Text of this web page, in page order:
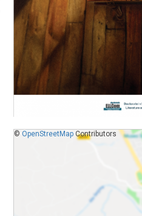
© OpenStreetMapContributors